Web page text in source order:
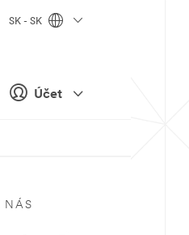
Účet
SK - SK
NÁS